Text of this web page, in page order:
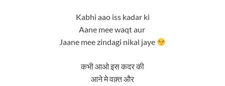
Kabhi aao iss kadar ki
Aane mee waqt aur
Jaane mee zindagi nikal jaye
कभी आओ इस कदर की
आने मे वक़्त और